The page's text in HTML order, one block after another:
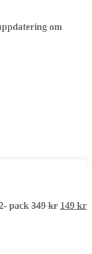
om
pack 349kr Det
149 kr